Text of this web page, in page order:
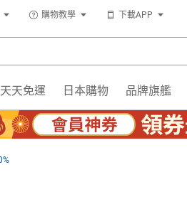
購物教學 下載APP
天天免運 日本購物 品牌旗艦